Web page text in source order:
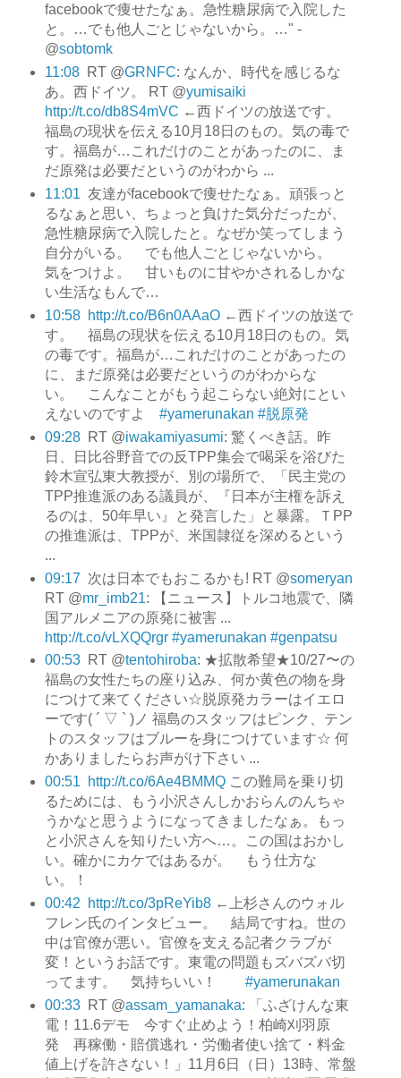
facebookで痩せたなぁ。急性糖尿病で入院した
と。…でも他人ごとじゃないから。…" -
@sobtomk
11:08
RT @GRNFC: なんか、時代を感じるな
あ。西ドイツ。 RT @yumisaiki
http://t.co/db8S4mVC ←西ドイツの放送です。
福島の現状を伝える10月18日のもの。気の毒で
す。福島が…これだけのことがあったのに、ま
だ原発は必要だというのがわから ...
11:01 友達がfacebookで痩せたなぁ。頑張っと
るなぁと思い、ちょっと負けた気分だったが、
急性糖尿病で入院したと。なぜか笑ってしまう
自分がいる。 でも他人ごとじゃないから。
気をつけよ。 甘いものに甘やかされるしかな
い生活なもんで…
10:58
http://t.co/B6n0AAaO←西ドイツの放送で
す。 福島の現状を伝える10月18日のもの。気
の毒です。福島が…これだけのことがあったの
に、まだ原発は必要だというのがわからな
い。 こんなことがもう起こらない絶対にとい
えないのですよ #yamerunakan #脱原発
09:28
RT @iwakamiyasumi: 驚くべき話。昨
日、日比谷野音での反TPP集会で喝采を浴びた
鈴木宣弘東大教授が、別の場所で、「民主党の
TPP推進派のある議員が、『日本が主権を訴え
るのは、50年早い』と発言した」と暴露。ＴPP
の推進派は、TPPが、米国隷従を深めるという
...
09:17 次は日本でもおこるかも! RT @someryan
RT @mr_imb21: 【ニュース】トルコ地震で、隣
国アルメニアの原発に被害 ...
http://t.co/vLXQQrgr #yamerunakan #genpatsu
00:53
RT @tentohiroba: ★拡散希望★10/27〜の
福島の女性たちの座り込み、何か黄色の物を身
につけて来てください☆脱原発カラーはイエロ
ーです( ´ ▽ ` )ノ 福島のスタッフはピンク、テン
トのスタッフはブルーを身につけています☆ 何
かありましたらお声がけ下さい ...
00:51
http://t.co/6Ae4BMMQこの難局を乗り切
るためには、もう小沢さんしかおらんのんちゃ
うかなと思うようになってきましたなぁ。もっ
と小沢さんを知りたい方へ…。この国はおかし
い。確かにカケではあるが。 もう仕方な
い。！
00:42
http://t.co/3pReYib8←上杉さんのウォル
フレン氏のインタビュー。 結局ですね。世の
中は官僚が悪い。官僚を支える記者クラブが
変！というお話です。東電の問題もズバズバ切
ってます。 気持ちいい！ #yamerunakan
00:33
RT @assam_yamanaka: 「ふざけんな東
電！11.6デモ 今すぐ止めよう！柏崎刈羽原
発 再稼働・賠償逃れ・労働者使い捨て・料金
値上げを許さない！」11月6日（日）13時、常盤